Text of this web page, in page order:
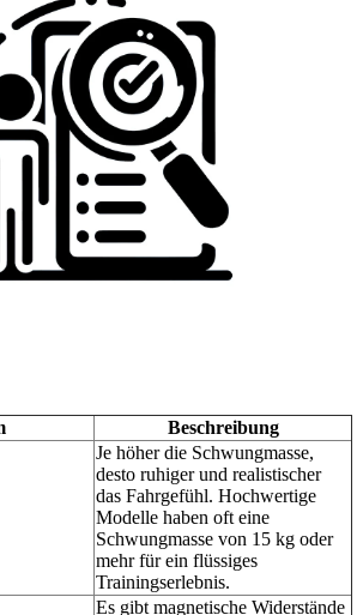
Beschreibung
Je höher die Schwungmasse,
desto ruhiger und realistischer
das Fahrgefühl. Hochwertige
Modelle haben oft eine
Schwungmasse von 15 kg oder
mehr für ein flüssiges
Trainingserlebnis.
Es gibt magnetische Widerstände